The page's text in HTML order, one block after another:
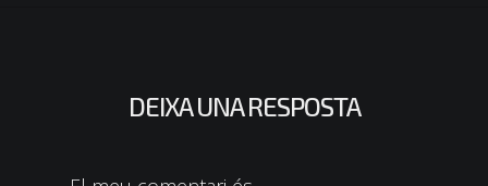
DEIXA UNA RESPOSTA